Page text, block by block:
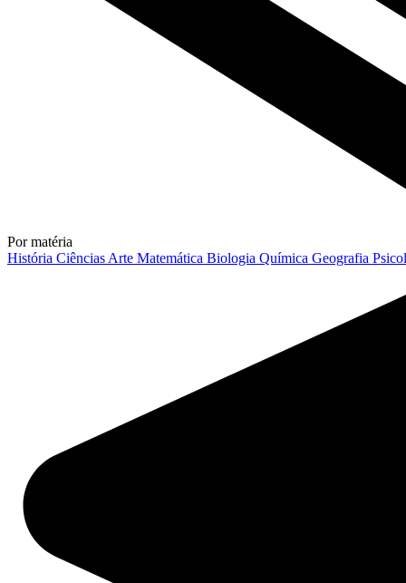
Por matéria
História Ciências Arte Matemática Biologia Química Geografia